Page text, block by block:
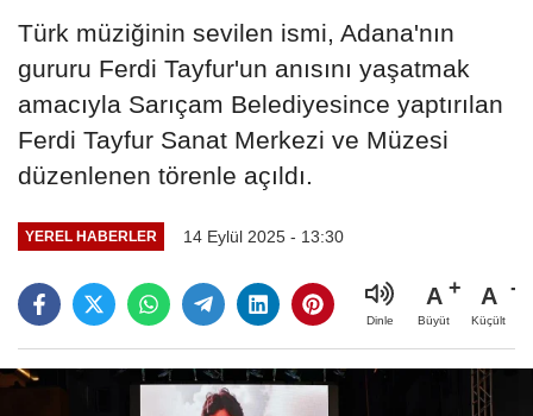
Türk müziğinin sevilen ismi, Adana'nın
gururu Ferdi Tayfur'un anısını yaşatmak
amacıyla Sarıçam Belediyesince yaptırılan
Ferdi Tayfur Sanat Merkezi ve Müzesi
düzenlenen törenle açıldı.
YEREL HABERLER 14 Eylül 2025 - 13:30
Dinle
A
Büyüt
A
Küçült